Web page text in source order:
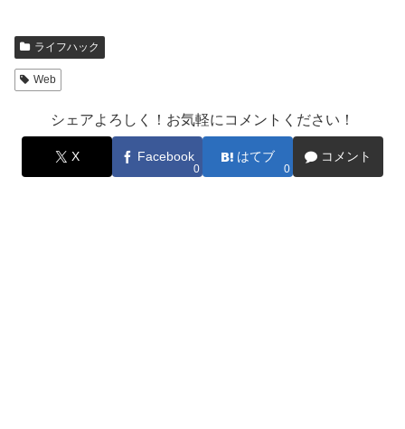
ライフハック
Web
シェアよろしく！お気軽にコメントください！
X Facebook
0
はてブ
0
コメント